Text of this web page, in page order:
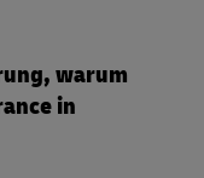
warum
in